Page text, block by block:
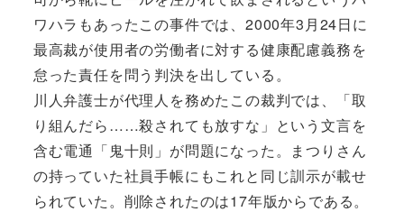
ワハラもあったこの事件では、2000年3月24日に
最高裁が使用者の労働者に対する健康配慮義務を
怠った責任を問う判決を出している。
川人弁護士が代理人を務めたこの裁判では、「取
り組んだら……殺されても放すな」という文言を
含む電通「鬼十則」が問題になった。まつりさん
の持っていた社員手帳にもこれと同じ訓示が載せ
られていた。削除されたのは17年版からである。